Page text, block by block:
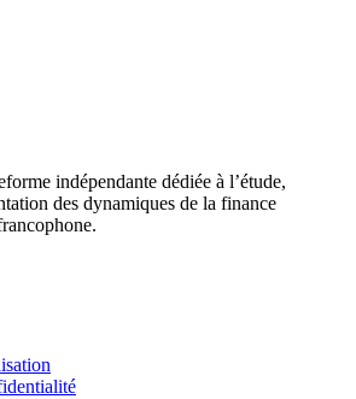
indépendante dédiée à l’étude,
des dynamiques de la finance